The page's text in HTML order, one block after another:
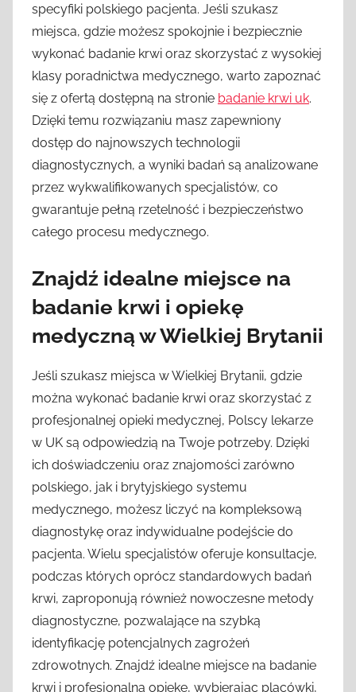
specyfiki polskiego pacjenta. Jeśli szukasz
miejsca, gdzie możesz spokojnie i bezpiecznie
wykonać badanie krwi oraz skorzystać z wysokiej
klasy poradnictwa medycznego, warto zapoznać
się z ofertą dostępną na stronie badanie krwi uk.
Dzięki temu rozwiązaniu masz zapewniony
dostęp do najnowszych technologii
diagnostycznych, a wyniki badań są analizowane
przez wykwalifikowanych specjalistów, co
gwarantuje pełną rzetelność i bezpieczeństwo
całego procesu medycznego.
Znajdź idealne miejsce na
badanie krwi i opiekę
medyczną w Wielkiej Brytanii
Jeśli szukasz miejsca w Wielkiej Brytanii, gdzie
można wykonać badanie krwi oraz skorzystać z
profesjonalnej opieki medycznej, Polscy lekarze
w UK są odpowiedzią na Twoje potrzeby. Dzięki
ich doświadczeniu oraz znajomości zarówno
polskiego, jak i brytyjskiego systemu
medycznego, możesz liczyć na kompleksową
diagnostykę oraz indywidualne podejście do
pacjenta. Wielu specjalistów oferuje konsultacje,
podczas których oprócz standardowych badań
krwi, zaproponują również nowoczesne metody
diagnostyczne, pozwalające na szybką
identyfikację potencjalnych zagrożeń
zdrowotnych. Znajdź idealne miejsce na badanie
krwi i profesjonalną opiekę, wybierając placówki,